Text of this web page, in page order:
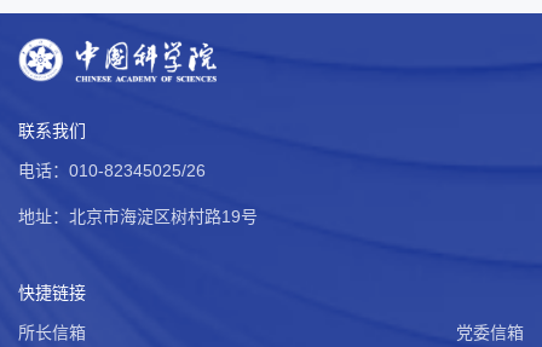
联系我们
电话：010-82345025/26
地址：北京市海淀区树村路19号
快捷链接
所长信箱 党委信箱